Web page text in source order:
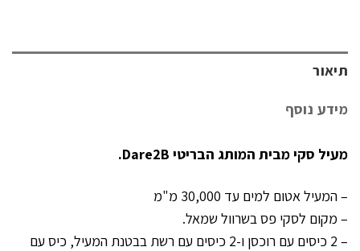
תיאור
מידע נוסף
מעיל סקי מבית המותג הבריטי Dare2B.
– המעיל אטום למים עד 30,000 מ"מ
– מקום לסקי פס בשרוול שמאל.
– 2 כיסים עם רוכסן ו-2 כיסים עם רשת בבטנת המעיל, כיס עם